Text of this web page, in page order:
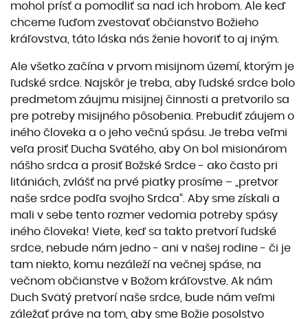
mohol prísť a pomodliť sa nad ich hrobom. Ale keď
chceme ľuďom zvestovať občianstvo Božieho
kráľovstva, táto láska nás ženie hovoriť to aj iným.
Ale všetko začína v prvom misijnom území, ktorým je
ľudské srdce. Najskôr je treba, aby ľudské srdce bolo
predmetom záujmu misijnej činnosti a pretvorilo sa
pre potreby misijného pôsobenia. Prebudiť záujem o
iného človeka a o jeho večnú spásu. Je treba veľmi
veľa prosiť Ducha Svätého, aby On bol misionárom
nášho srdca a prosiť Božské Srdce - ako často pri
litániách, zvlášť na prvé piatky prosíme – „pretvor
naše srdce podľa svojho Srdca“. Aby sme získali a
mali v sebe tento rozmer vedomia potreby spásy
iného človeka! Viete, keď sa takto pretvorí ľudské
srdce, nebude nám jedno - ani v našej rodine - či je
tam niekto, komu nezáleží na večnej spáse, na
večnom občianstve v Božom kráľovstve. Ak nám
Duch Svätý pretvorí naše srdce, bude nám veľmi
záležať práve na tom, aby sme Božie posolstvo